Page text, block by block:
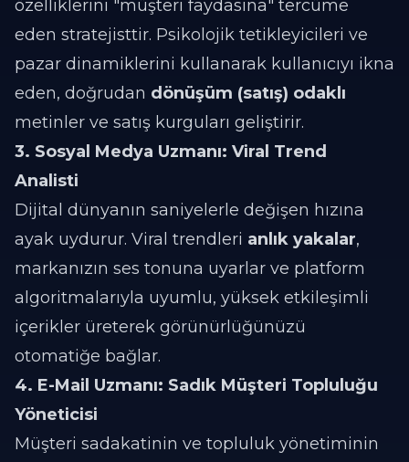
özelliklerini "müşteri faydasına" tercüme
eden stratejisttir. Psikolojik tetikleyicileri ve
pazar dinamiklerini kullanarak kullanıcıyı ikna
eden, doğrudan dönüşüm (satış) odaklı
metinler ve satış kurguları geliştirir.
3. Sosyal Medya Uzmanı: Viral Trend
Analisti
Dijital dünyanın saniyelerle değişen hızına
ayak uydurur. Viral trendleri anlık yakalar,
markanızın ses tonuna uyarlar ve platform
algoritmalarıyla uyumlu, yüksek etkileşimli
içerikler üreterek görünürlüğünüzü
otomatiğe bağlar.
4. E-Mail Uzmanı: Sadık Müşteri Topluluğu
Yöneticisi
Müşteri sadakatinin ve topluluk yönetiminin